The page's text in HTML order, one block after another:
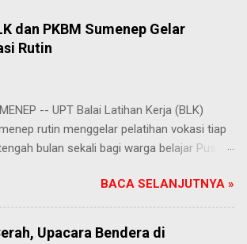
dan PKBM Sumenep Gelar
Rutin
-- UPT Balai Latihan Kerja (BLK)
rutin menggelar pelatihan vokasi tiap
bulan sekali bagi warga belajar Pusat
Sumenep. Ahad (2/8/2026).
ini menawarkan berbagai pilihan
mulai dari pembuatan roti dan kue
BACA SELANJUTNYA »
Upacara Bendera di